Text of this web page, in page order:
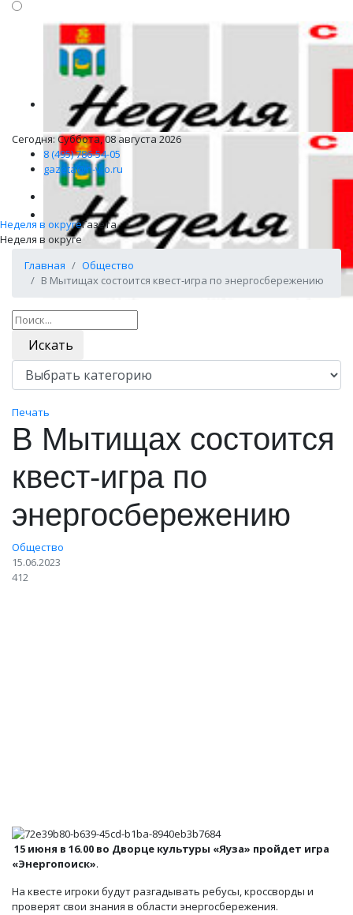
Сегодня: Суббота, 08 августа 2026
8 (495) 786-54-05
gazeta@n-v-o.ru
Неделя в округеГазета
Неделя в округе
Главная
Общество
В Мытищах состоится квест‑игра по энергосбережению
Искать
Печать
В Мытищах состоится
квест‑игра по
энергосбережению
Общество
15.06.2023
412
15 июня в 16.00 во Дворце культуры «Яуза» пройдет игра
«Энергопоиск».
На квесте игроки будут разгадывать ребусы, кроссворды и
проверят свои знания в области энергосбережения.